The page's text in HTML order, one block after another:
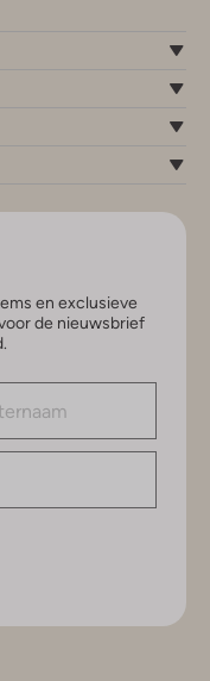
en exclusieve
de nieuwsbrief